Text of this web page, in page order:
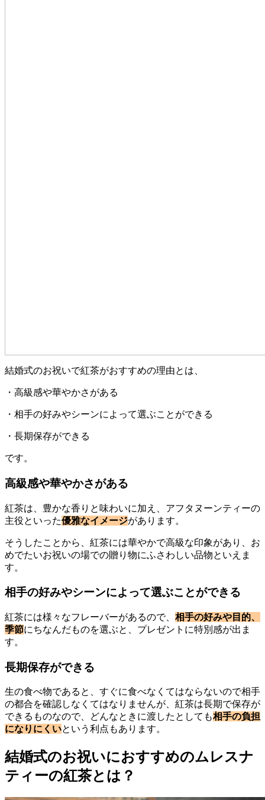
結婚式のお祝いで紅茶がおすすめの理由とは、
・高級感や華やかさがある
・相手の好みやシーンによって選ぶことができる
・長期保存ができる
です。
高級感や華やかさがある
紅茶は、豊かな香りと味わいに加え、アフタヌーンティーの
主役といった優雅なイメージがあります。
そうしたことから、紅茶には華やかで高級な印象があり、お
めでたいお祝いの場での贈り物にふさわしい品物といえま
す。
相手の好みやシーンによって選ぶことができる
紅茶には様々なフレーバーがあるので、 相手の好みや目的、
季節にちなんだものを選ぶと、プレゼントに特別感が出ま
す。
長期保存ができる
生の食べ物であると、すぐに食べなくてはならないので相手
の都合を確認しなくてはなりませんが、紅茶は長期で保存が
できるものなので、どんなときに渡したとしても相手の負担
になりにくいという利点もあります。
結婚式のお祝いにおすすめのムレスナ
ティーの紅茶とは？